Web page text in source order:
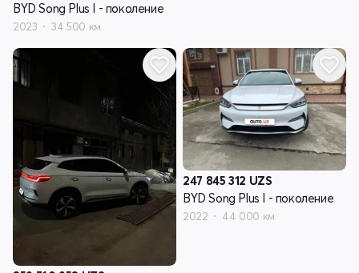
BYD Song Plus I - поколение
2023 34 500 км
247 845 312 UZS
BYD Song Plus I - поколение
2022 44 000 км